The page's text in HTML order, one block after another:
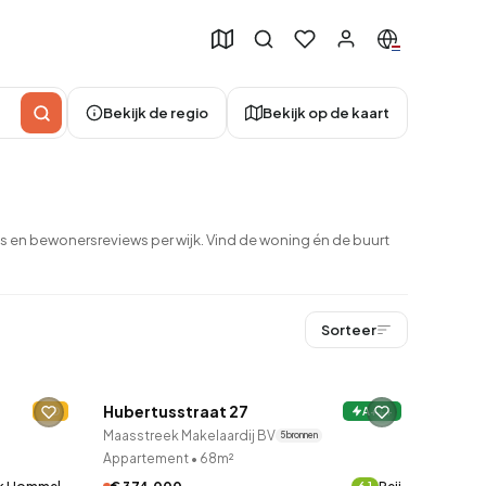
Bekijk de regio Bekijk op de kaart
bewonersreviews per wijk. Vind de woning én de buurt
Sorteer
D 2 uur geleden ontdekt
Hubertusstraat 27 A+++
Maasstreek Makelaardij BV 5 bronnen
Appartement • 68m²